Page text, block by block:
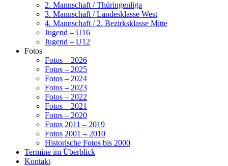
2. Mannschaft / Thüringenliga
3. Mannschaft / Landesklasse West
4. Mannschaft / 2. Bezirksklasse Mitte
Jugend – U16
Jugend – U12
Fotos
Fotos – 2026
Fotos – 2025
Fotos – 2024
Fotos – 2023
Fotos – 2022
Fotos – 2021
Fotos – 2020
Fotos 2011 – 2019
Fotos 2001 – 2010
Historische Fotos bis 2000
Termine im Überblick
Kontakt